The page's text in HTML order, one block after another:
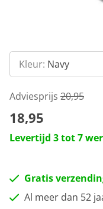
Kleur: Navy
Adviesprijs 20,95
18,95
Levertijd 3 tot 7
Gratis
Al meer dan 52